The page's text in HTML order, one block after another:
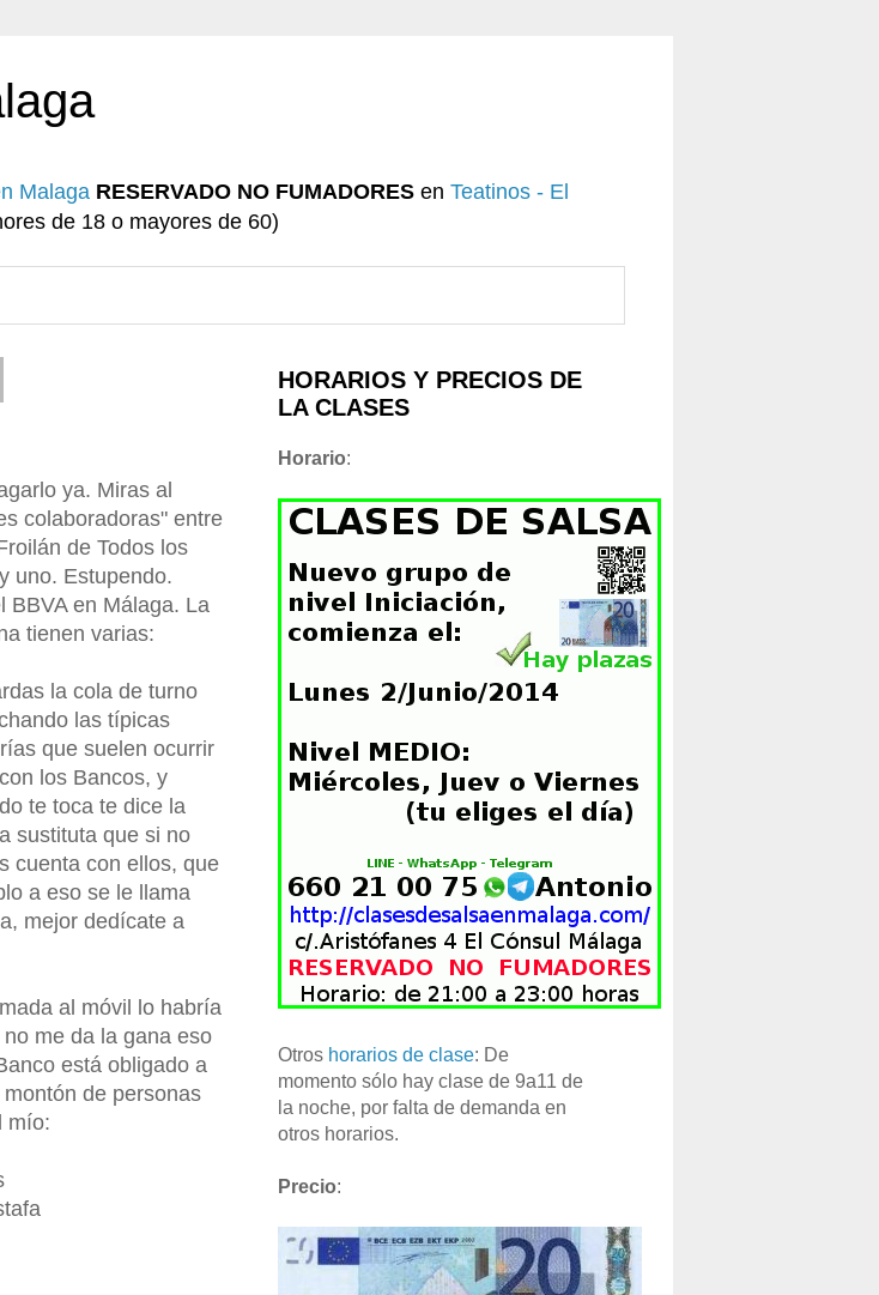
Malaga RESERVADO NO FUMADORES en Teatinos - El
de 18 o mayores de 60)
ya. Miras al
colaboradoras" entre
de Todos los
uno. Estupendo.
BBVA en Málaga. La
tienen varias:
la cola de turno
las típicas
que suelen ocurrir
los Bancos, y
te toca te dice la
sustituta que si no
cuenta con ellos, que
a eso se le llama
mejor dedícate a
al móvil lo habría
me da la gana eso
está obligado a
de personas
mío:
HORARIOS Y PRECIOS DE
LA CLASES
Horario:
Otros horarios de clase: De
momento sólo hay clase de 9a11 de
la noche, por falta de demanda en
otros horarios.
Precio: